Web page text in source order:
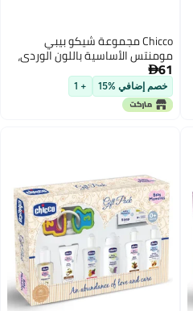
Chicco مجموعة شيكو بيبي
مومنتس الأساسية باللون الوردي،
مجموعة هدايا للأطفال، 0m+
61
خصم إضافي %15 + 1